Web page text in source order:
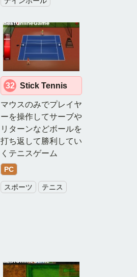
32 Stick Tennis
マウスのみでプレイヤ
ーを操作してサーブや
リターンなどボールを
打ち返して勝利してい
くテニスゲーム
PC
スポーツ テニス